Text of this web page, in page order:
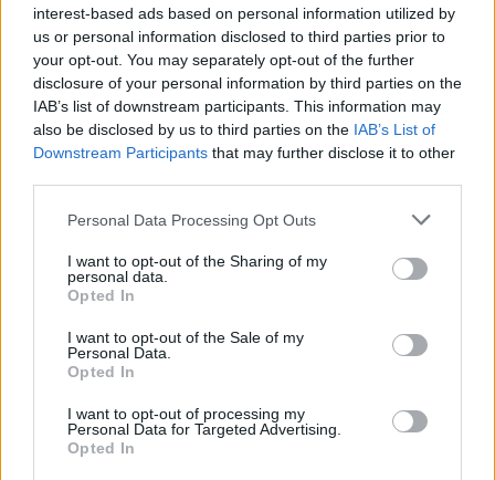
interest-based ads based on personal information utilized by
us or personal information disclosed to third parties prior to
your opt-out. You may separately opt-out of the further
disclosure of your personal information by third parties on the
IAB’s list of downstream participants. This information may
also be disclosed by us to third parties on the IAB’s List of
Downstream Participants that may further disclose it to other
Please note that this website/app uses one or more Google
not limited to your visit or usage behaviour. You may click to
grant or deny consent to Google and its third-party tags to
use your data for below specified purposes in below Google
consent section.
Personal Data Processing Opt Outs
I want to opt-out of the Sharing of my
personal data.
Opted In
I want to opt-out of the Sale of my
Personal Data.
Opted In
I want to opt-out of processing my
Personal Data for Targeted Advertising.
Opted In